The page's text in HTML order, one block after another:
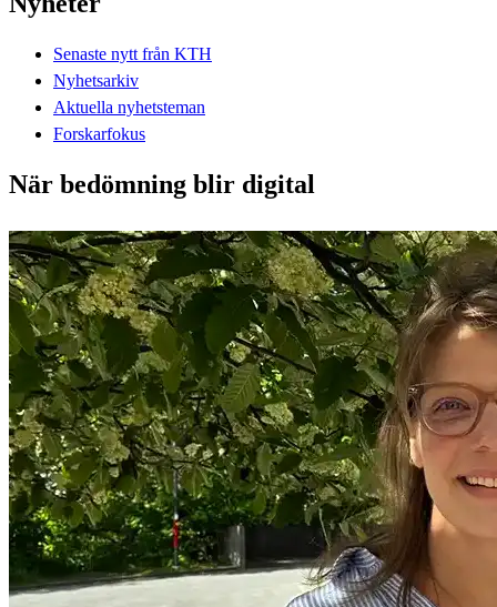
Senaste nytt från KTH
Nyhetsarkiv
Aktuella nyhetsteman
Forskarfokus
När bedömning blir digital